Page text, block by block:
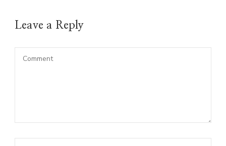
Leave a Reply